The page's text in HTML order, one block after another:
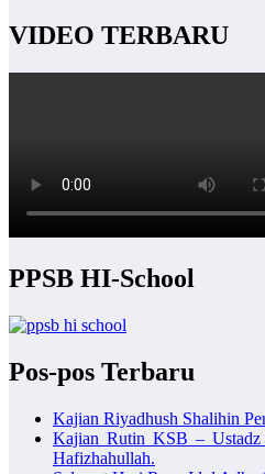
VIDEO TERBARU
PPSB HI-School
Pos-pos Terbaru
Kajian Riyadhush Shalihin
Kajian Rutin KSB – Ustadz
Hafizhahullah.